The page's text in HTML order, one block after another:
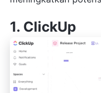
1. ClickUp